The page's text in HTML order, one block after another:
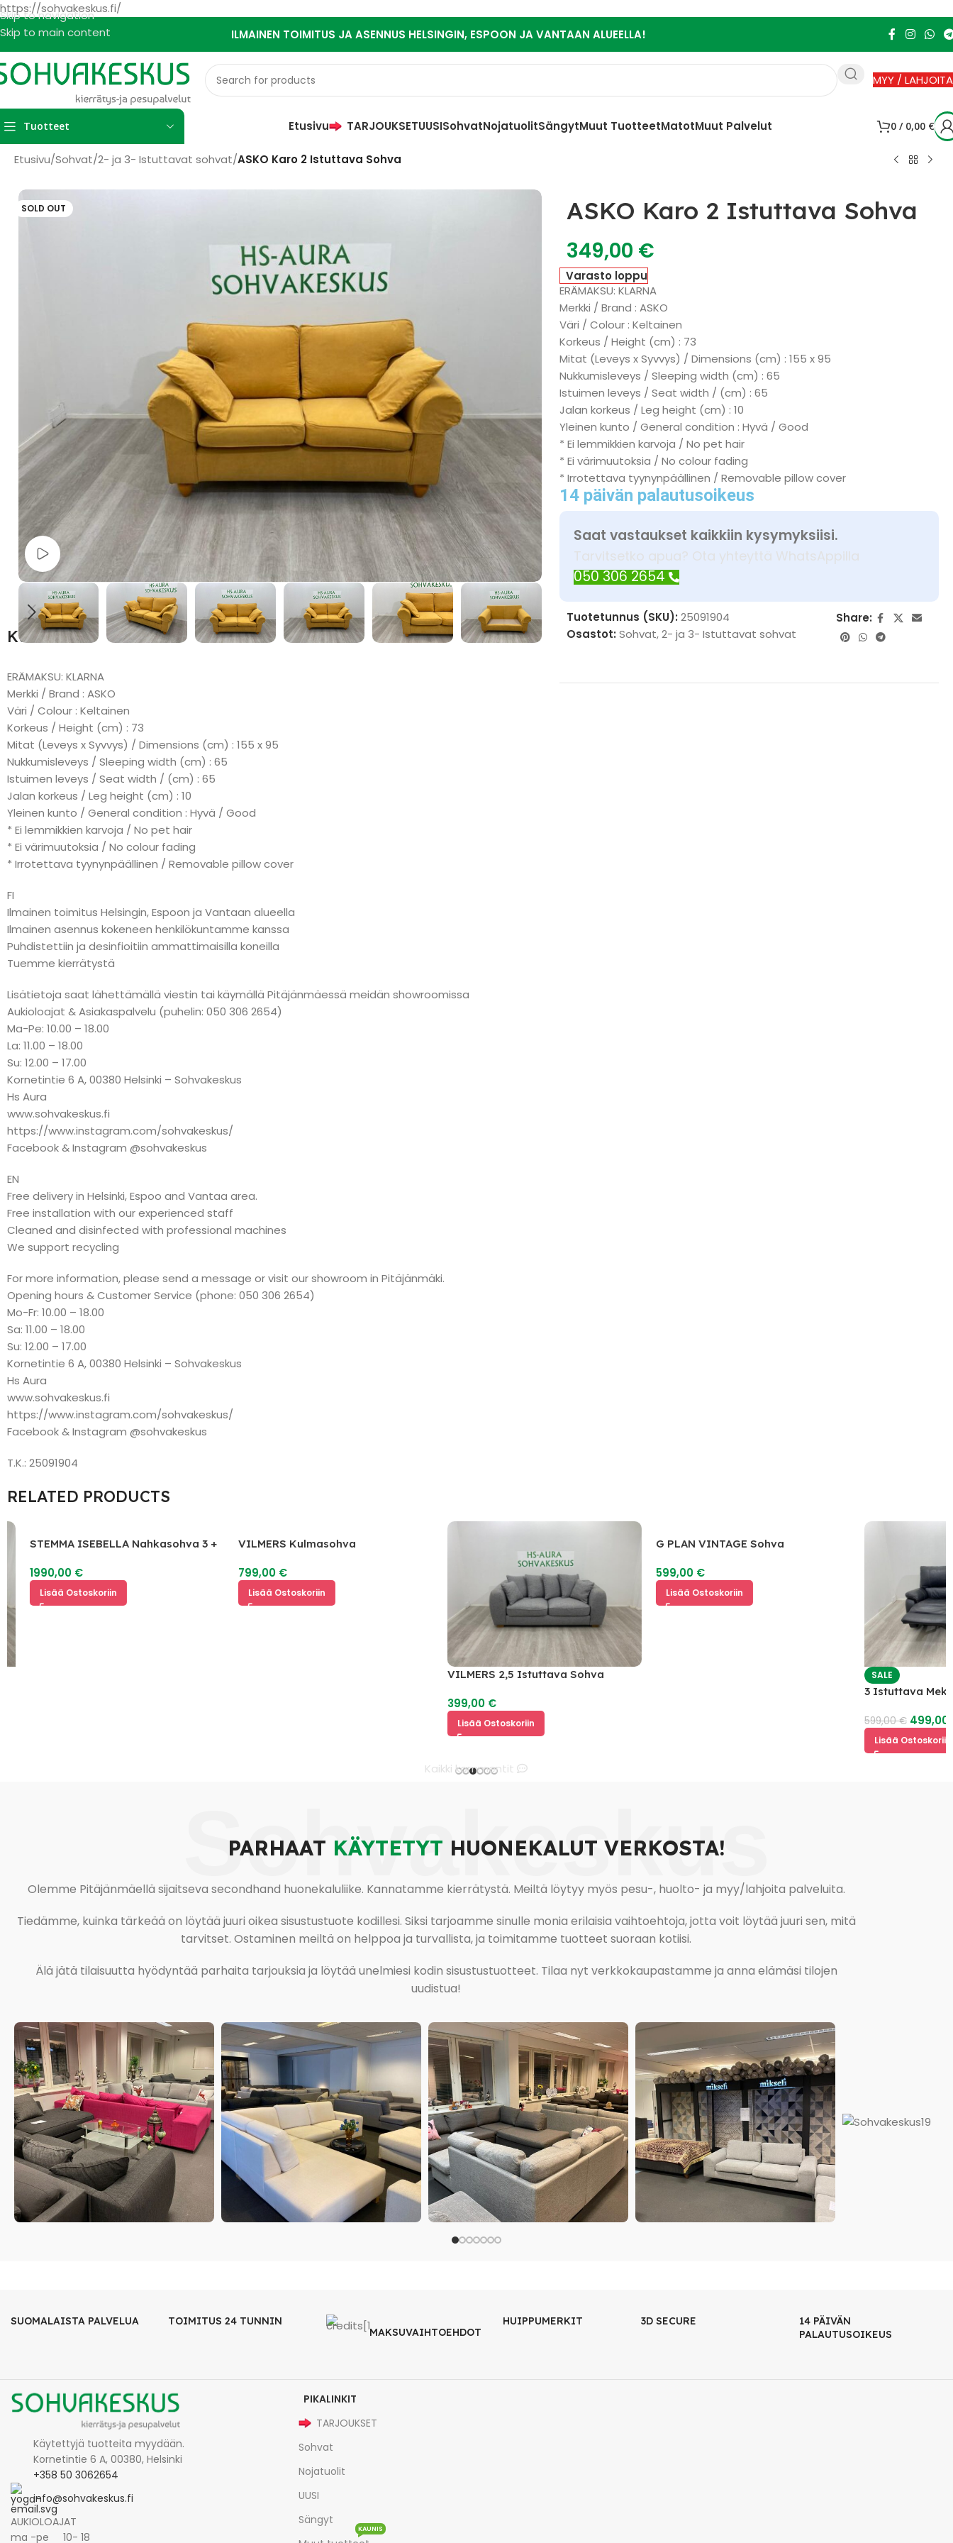
https://sohvakeskus.fi/
Skip to navigation
Skip to main content
ILMAINEN TOIMITUS JA ASENNUS HELSINGIN, ESPOON JA VANTAAN ALUEELLA!
MYY / LAHJOITA
Tuotteet Etusivu TARJOUKSETUUSISohvatNojatuolitSängytMuut TuotteetMatotMuut Palvelut 0 / 0,00 €
Etusivu/Sohvat/2- ja 3- Istuttavat sohvat/ASKO Karo 2 Istuttava Sohva
SOLD OUT
Watch video
ASKO Karo 2 Istuttava Sohva
349,00 €
Varasto loppu
ERÄMAKSU: KLARNA
Merkki / Brand : ASKO
Väri / Colour : Keltainen
Korkeus / Height (cm) : 73
Mitat (Leveys x Syvvys) / Dimensions (cm) : 155 x 95
Nukkumisleveys / Sleeping width (cm) : 65
Istuimen leveys / Seat width / (cm) : 65
Jalan korkeus / Leg height (cm) : 10
Yleinen kunto / General condition : Hyvä / Good
* Ei lemmikkien karvoja / No pet hair
* Ei värimuutoksia / No colour fading
* Irrotettava tyynynpäällinen / Removable pillow cover
14 päivän palautusoikeus
Saat vastaukset kaikkiin kysymyksiisi.
Tarvitsetko apua? Ota yhteyttä WhatsAppilla
050 306 2654
Tuotetunnus (SKU):25091904
Osastot: Sohvat,2- ja 3- Istuttavat sohvat
Share:
Kuvaus
ERÄMAKSU: KLARNA
Merkki / Brand : ASKO
Väri / Colour : Keltainen
Korkeus / Height (cm) : 73
Mitat (Leveys x Syvvys) / Dimensions (cm) : 155 x 95
Nukkumisleveys / Sleeping width (cm) : 65
Istuimen leveys / Seat width / (cm) : 65
Jalan korkeus / Leg height (cm) : 10
Yleinen kunto / General condition : Hyvä / Good
* Ei lemmikkien karvoja / No pet hair
* Ei värimuutoksia / No colour fading
* Irrotettava tyynynpäällinen / Removable pillow cover
FI
Ilmainen toimitus Helsingin, Espoon ja Vantaan alueella
Ilmainen asennus kokeneen henkilökuntamme kanssa
Puhdistettiin ja desinfioitiin ammattimaisilla koneilla
Tuemme kierrätystä
Lisätietoja saat lähettämällä viestin tai käymällä Pitäjänmäessä meidän showroomissa
Aukioloajat & Asiakaspalvelu (puhelin: 050 306 2654)
Ma-Pe: 10.00 – 18.00
La: 11.00 – 18.00
Su: 12.00 – 17.00
Kornetintie 6 A, 00380 Helsinki – Sohvakeskus
Hs Aura
www.sohvakeskus.fi
https://www.instagram.com/sohvakeskus/
Facebook & Instagram @sohvakeskus
EN
Free delivery in Helsinki, Espoo and Vantaa area.
Free installation with our experienced staff
Cleaned and disinfected with professional machines
We support recycling
For more information, please send a message or visit our showroom in Pitäjänmäki.
Opening hours & Customer Service (phone: 050 306 2654)
Mo-Fr: 10.00 – 18.00
Sa: 11.00 – 18.00
Su: 12.00 – 17.00
Kornetintie 6 A, 00380 Helsinki – Sohvakeskus
Hs Aura
www.sohvakeskus.fi
https://www.instagram.com/sohvakeskus/
Facebook & Instagram @sohvakeskus
T.K.: 25091904
RELATED PRODUCTS
STEMMA ISEBELLA Nahkasohva 3 +
1990,00€
Lisää Ostoskoriin
VILMERS Kulmasohva
799,00€
Lisää Ostoskoriin
VILMERS 2,5 Istuttava Sohva
399,00€
Lisää Ostoskoriin
G PLAN VINTAGE Sohva
599,00€
Lisää Ostoskoriin
SALE
3 Istuttava
599,00€ 499,00€
Lisää Ostoskoriin
Kaikki kommentit
Sohvakeskus
PARHAAT KÄYTETYT HUONEKALUT VERKOSTA!
Olemme Pitäjänmäellä sijaitseva secondhand huonekaluliike. Kannatamme kierrätystä. Meiltä löytyy myös pesu-, huolto- ja myy/lahjoita palveluita.
Tiedämme, kuinka tärkeää on löytää juuri oikea sisustustuote kodillesi. Siksi tarjoamme sinulle monia erilaisia vaihtoehtoja, jotta voit löytää juuri sen, mitä
tarvitset. Ostaminen meiltä on helppoa ja turvallista, ja toimitamme tuotteet suoraan kotiisi.
Älä jätä tilaisuutta hyödyntää parhaita tarjouksia ja löytää unelmiesi kodin sisustustuotteet. Tilaa nyt verkkokaupastamme ja anna elämäsi tilojen
uudistua!
SUOMALAISTA PALVELUA
TOIMITUS 24 TUNNIN
MAKSUVAIHTOEHDOT
HUIPPUMERKIT 3D SECURE
14 PÄIVÄN
PALAUTUSOIKEUS
Käytettyjä tuotteita myydään.
Kornetintie 6 A, 00380, Helsinki
+358 50 3062654
info@sohvakeskus.fi
AUKIOLOAJAT
ma -pe 10- 18
PIKALINKIT
TARJOUKSET
Sohvat
Nojatuolit
UUSI
Sängyt
KAUNIS